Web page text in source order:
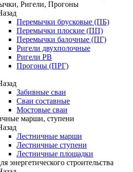
Ригели, Прогоны
Перемычки брусковые (ПБ)
Перемычки плоские (ПП)
Перемычки балочные (ПГ)
Ригели двухполочные
Ригели РВ
Прогоны (ПРГ)
Забивные сваи
Сваи составные
Мостовые сваи
марши, ступени
Лестничные марши
Лестничные ступени
Лестничные площадки
энергетического строительства